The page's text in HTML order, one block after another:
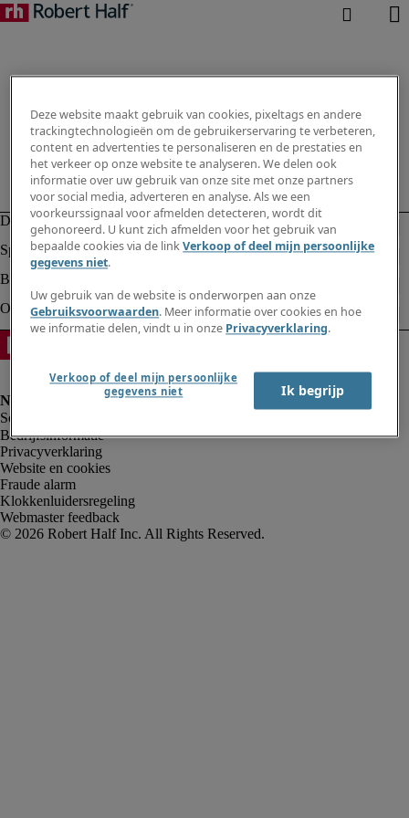
Bedrijfsinformatie
Privacyverklaring
Website en cookies
Fraude alarm
Klokkenluidersregeling
Webmaster feedback
Deze website maakt gebruik van cookies, pixeltags en andere
trackingtechnologieën om de gebruikerservaring te verbeteren,
content en advertenties te personaliseren en de prestaties en
het verkeer op onze website te analyseren. We delen ook
informatie over uw gebruik van onze site met onze partners
voor social media, adverteren en analyse. Als we een
voorkeurssignaal voor afmelden detecteren, wordt dit
gehonoreerd. U kunt zich afmelden voor het gebruik van
bepaalde cookies via de linkVerkoop of deel mijn persoonlijke
gegevens niet.
Uw gebruik van de website is onderworpen aan onze
Gebruiksvoorwaarden. Meer informatie over cookies en hoe
we informatie delen, vindt u in onze Privacyverklaring.
Verkoop of deel mijn persoonlijke
gegevens niet
Ik begrijp